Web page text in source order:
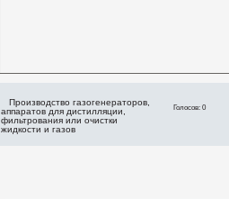
Производство газогенераторов,
аппаратов для дистилляции,
фильтрования или очистки
жидкости и газов
Голосов: 0